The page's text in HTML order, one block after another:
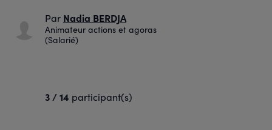
Par Nadia BERDJA
Animateur actions et agoras
(Salarié)
3 / 14 participant(s)